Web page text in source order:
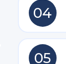
04
05